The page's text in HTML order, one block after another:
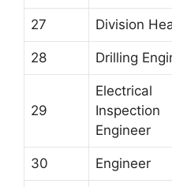
27 Division
28 Drilling
29
Electrical
Inspection
Engineer
30 Engineer